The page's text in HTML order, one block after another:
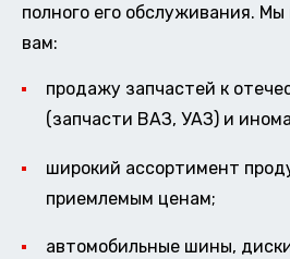
полного его обслуживания.
вам:
продажу запчастей к
(запчасти ВАЗ, УАЗ) и
широкий ассортимент
приемлемым ценам;
автомобильные шины,